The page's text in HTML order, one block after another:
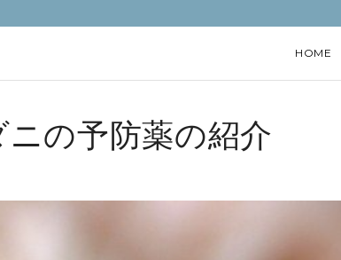
HOME
の予防薬の紹介